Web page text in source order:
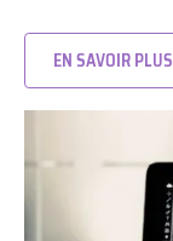
EN SAVOIR PLUS